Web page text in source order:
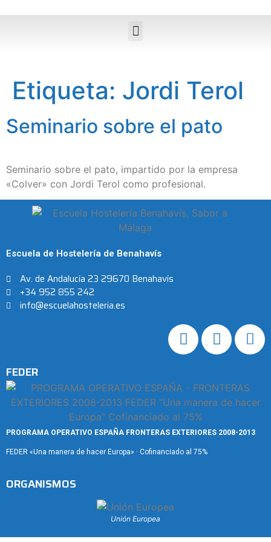
Etiqueta: Jordi Terol
Seminario sobre el pato
Seminario sobre el pato, impartido por la empresa
«Colver» con Jordi Terol como profesional.
Escuela de Hostelería de Benahavís
Av. de Andalucía 23 29670 Benahavís
+34 952 855 242
info@escuelahosteleria.es
FEDER
PROGRAMA OPERATIVO ESPAÑA FRONTERAS EXTERIORES 2008-2013
FEDER «Una manera de hacer Europa» · Cofinanciado al 75%
ORGANISMOS
Unión Europea